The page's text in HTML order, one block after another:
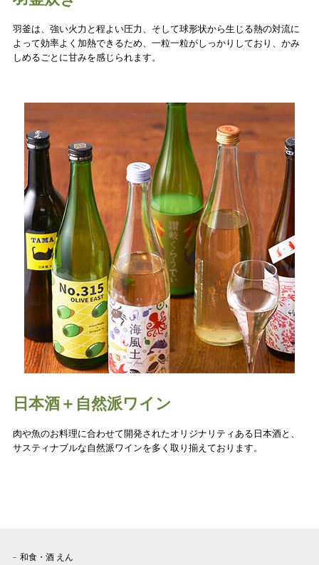
羽釜は、強い火力と程よい圧力、そして球形状から生じる熱の対流に
よって効率よく加熱できるため、一粒一粒がしっかりしており、かみ
しめるごとに甘みを感じられます。
日本酒＋自然派ワイン
肉や魚のお料理に合わせて開発されたオリジナリティある日本酒と、
サスティナブルな自然派ワインを多く取り揃えております。
和食・酒 えん